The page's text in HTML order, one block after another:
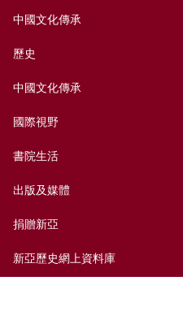
中國文化傳承
歷史
中國文化傳承
國際視野
書院生活
出版及媒體
捐贈新亞
新亞歷史網上資料庫